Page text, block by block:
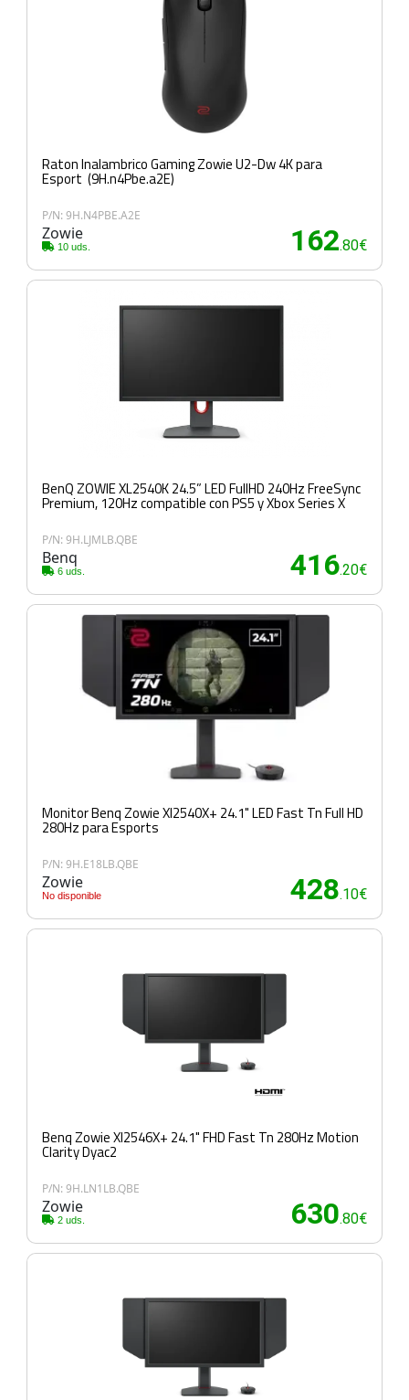
Raton Inalambrico Gaming Zowie U2-Dw 4K para
Esport (9H.n4Pbe.a2E)
P/N: 9H.N4PBE.A2E
Zowie
10 uds. 162.80€
BenQ ZOWIE XL2540K 24.5” LED FullHD 240Hz FreeSync
Premium, 120Hz compatible con PS5 y Xbox Series X
P/N: 9H.LJMLB.QBE
Benq
6 uds. 416.20€
Monitor Benq Zowie Xl2540X+ 24.1" LED Fast Tn Full HD
280Hz para Esports
P/N: 9H.E18LB.QBE
Zowie
No disponible 428.10€
Benq Zowie Xl2546X+ 24.1" FHD Fast Tn 280Hz Motion
Clarity Dyac2
P/N: 9H.LN1LB.QBE
Zowie
2 uds. 630.80€